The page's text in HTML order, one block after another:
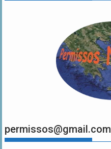
permissos@gmail.com